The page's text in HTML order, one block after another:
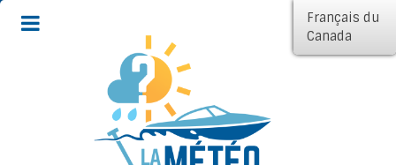
Français du
Canada